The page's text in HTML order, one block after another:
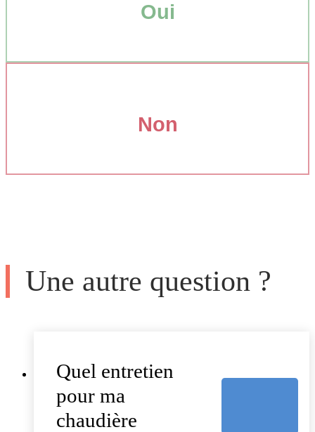
Oui
Non
Une autre question ?
Quel entretien
pour ma
chaudière